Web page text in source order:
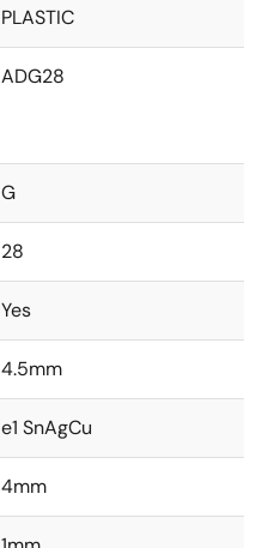
PLASTIC
ADG28
G
28
Yes
4.5mm
e1 SnAgCu
4mm